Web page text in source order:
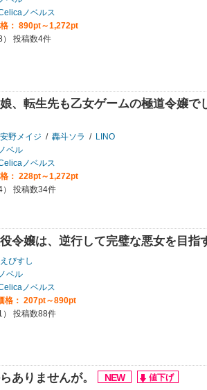
ノベルス
： 890pt～1,272pt
） 投稿数4件
、転生先も乙女ゲームの極道令嬢で
安野メイジ / 轟斗ソラ / LINO
ベル
ノベルス
： 228pt～1,272pt
） 投稿数34件
令嬢は、逆行して完璧な悪女を目指
えびすし
ベル
ノベルス
格： 207pt～890pt
） 投稿数88件
ありませんが。